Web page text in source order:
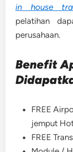
in house
pelatihan
perusahaan.
Benefit
FREE
jemput
FREE